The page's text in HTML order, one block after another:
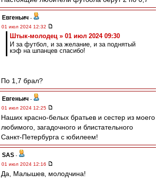
Евгеньич -
01 июл 2024 12:32
Штык-молодец » 01 июл 2024 09:30
И за футбол, и за желание, и за поднятый
кэф на шпанцев спасибо!
По 1,7 брал?
Евгеньич -
01 июл 2024 12:25
Наших красно-белых братьев и сестер из моего
любимого, загадочного и блистательного
Санкт-Петербурга с юбилеем!
SAS -
01 июл 2024 12:16
Да, Малышев, молодчина!